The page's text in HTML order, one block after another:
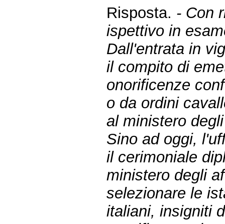
Risposta. - Con
ispettivo in
Dall'entrata in
il compito di
onorificenze
o da ordini
al ministero
Sino ad oggi,
il cerimoniale
ministero degli
selezionare le
italiani, insigniti